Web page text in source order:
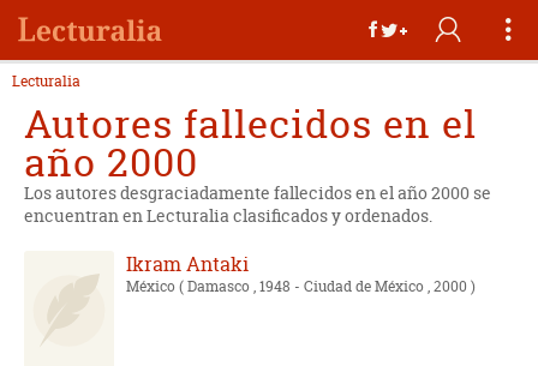
Lecturalia
Autores fallecidos en el
año 2000
Los autores desgraciadamente fallecidos en el año 2000 se
encuentran en Lecturalia clasificados y ordenados.
Ikram Antaki
México( Damasco , 1948 - Ciudad de México , 2000 )